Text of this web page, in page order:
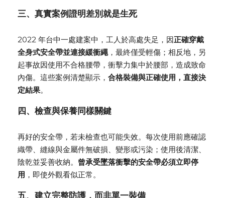
三、真實案例證明差別就是生死
2022 年台中一處建案中，工人於高處失足，因正確穿戴
全身式安全帶並連接緩衝繩，最終僅受輕傷；相反地，另
起事故因使用不合格腰帶，衝擊力集中於腰部，造成致命
內傷。這些案例清楚顯示， 合格裝備與正確使用，直接決
定結果。
四、檢查與保養同樣關鍵
再好的安全帶，若未檢查也可能失效。每次使用前應確認
織帶、縫線與金屬件無破損、變形或污染；使用後清潔、
陰乾並妥善收納。 曾承受墜落衝擊的安全帶必須立即停
用 ，即使外觀看似正常。
五、建立完整防護，而非單一裝備